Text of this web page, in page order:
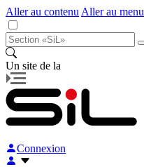
Aller au contenu Aller au menu
Un site de la
Connexion